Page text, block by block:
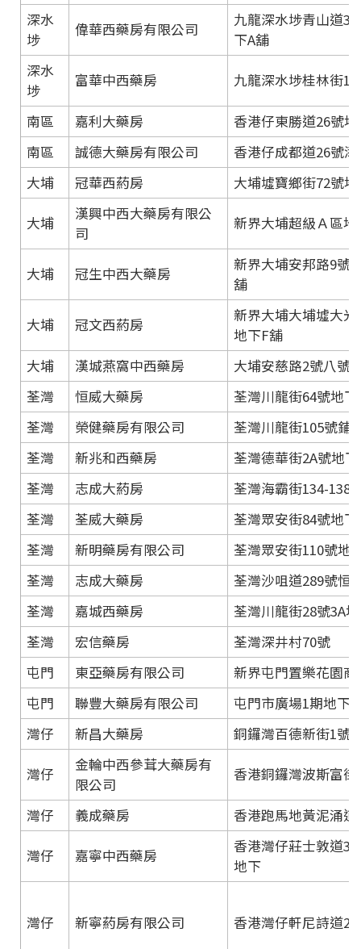
深水
埗
偉華西藥房有限公司
九龍深水埗青山道
下A舖
深水
埗
富華中西藥房 九龍深水埗桂林街
南區 嘉利大藥房
香港仔東勝道26號
南區
誠德大藥房有限公司
香港仔成都道26號
大埔
冠華西葯房 大埔墟寶鄉街72號
大埔
漢興中西大藥房有限公
司
新界大埔超級Ａ區地
大埔 冠生中西大藥房
新界大埔安邦路9號
舖
大埔 冠文西葯房
新界大埔大埔墟大
地下F舖
大埔
漢城燕窩中西藥房
大埔安慈路2號八號
荃灣
恒威大藥房
荃灣川龍街64號地下
荃灣
榮健藥房有限公司
荃灣川龍街105號鋪
荃灣
新兆和西藥房
荃灣德華街2A號地下
荃灣
志成大葯房
荃灣海霸街134-138
荃灣
荃威大藥房
荃灣眾安街84號地下
荃灣
新明藥房有限公司
荃灣眾安街110號地
荃灣
志成大藥房
荃灣沙咀道289號恒
荃灣
嘉城西藥房
荃灣川龍街28號3A
荃灣
宏信藥房
荃灣深井村70號
屯門
東亞藥房有限公司
新界屯門置樂花園
屯門
聯豐大藥房有限公司
屯門市廣場1期地下
灣仔
新昌大藥房 銅鑼灣百德新街1號
灣仔
金輪中西參茸大藥房有
限公司
香港銅鑼灣波斯富
灣仔 義成藥房 香港跑馬地黃泥涌道
灣仔 嘉寧中西藥房
香港灣仔莊士敦道
地下
灣仔 新寧葯房有限公司 香港灣仔軒尼詩道